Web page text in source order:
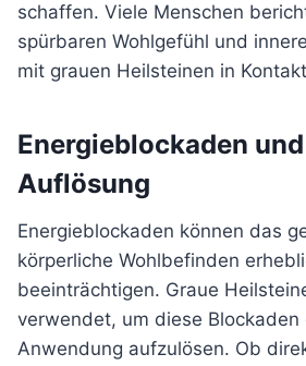
schaffen. Viele Menschen
spürbaren Wohlgefühl und
mit grauen Heilsteinen in
Energieblockaden
Auflösung
Energieblockaden können das
körperliche Wohlbefinden
beeinträchtigen. Graue
verwendet, um diese Blockaden
Anwendung aufzulösen. Ob